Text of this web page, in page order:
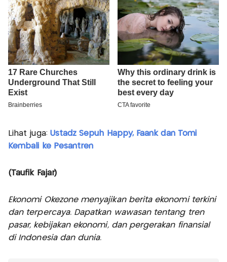
Lihat juga: Ustadz Sepuh Happy, Faank dan Tomi
Kembali ke Pesantren
(Taufik Fajar)
Ekonomi Okezone menyajikan berita ekonomi terkini
dan terpercaya. Dapatkan wawasan tentang tren
pasar, kebijakan ekonomi, dan pergerakan finansial
di Indonesia dan dunia.